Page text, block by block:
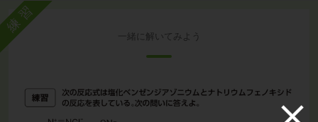
練習
一緒に解いてみよう